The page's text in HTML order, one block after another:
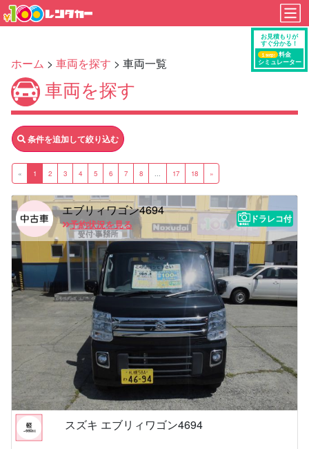
ホーム > 車両を探す > 車両一覧
車両を探す
« 1 2 3 4 5 6 7 8 ... 17 18 »
条件を追加して絞り込む
エブリィワゴン4694
予約状況を見る
ドラレコ付
スズキ エブリィワゴン4694